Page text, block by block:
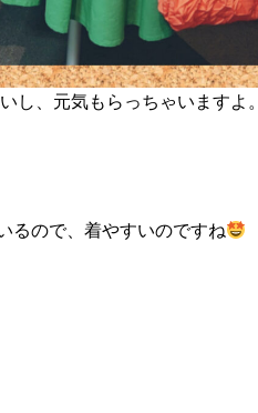
し、元気もらっちゃいますよ。
るので、着やすいのですね